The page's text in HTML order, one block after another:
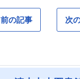
前の記事 次